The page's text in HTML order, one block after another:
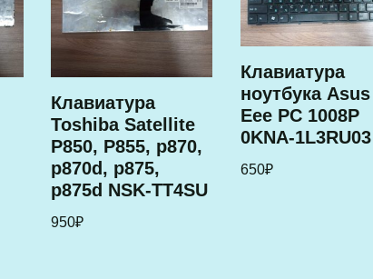
Клавиатура
Toshiba Satellite
P850, P855, p870,
p870d, p875,
p875d NSK-TT4SU
950₽
Клавиатура
ноутбука Asus
Eee PC 1008P
0KNA-1L3RU03
650₽